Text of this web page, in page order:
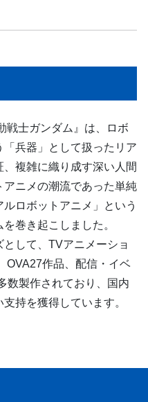
戦士ガンダム』は、ロボ
兵器」として扱ったリア
複雑に織り成す深い人間
アニメの潮流であった単純
ロボットアニメ」という
巻き起こしました。
して、TVアニメーショ
OVA27作品、配信・イベ
数製作されており、国内
持を獲得しています。